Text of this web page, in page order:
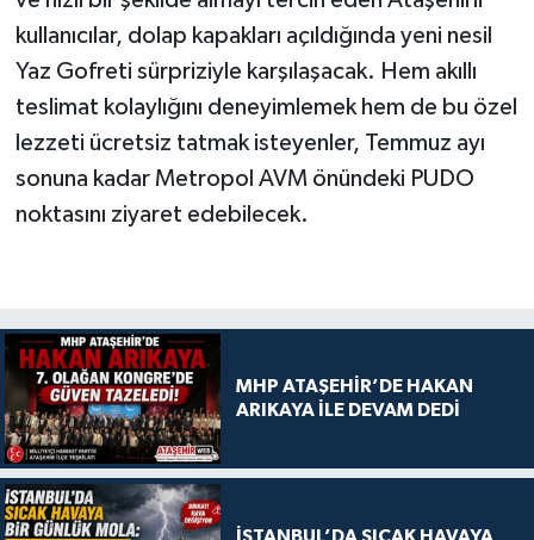
kullanıcılar, dolap kapakları açıldığında yeni nesil
Yaz Gofreti sürpriziyle karşılaşacak. Hem akıllı
teslimat kolaylığını deneyimlemek hem de bu özel
lezzeti ücretsiz tatmak isteyenler, Temmuz ayı
sonuna kadar Metropol AVM önündeki PUDO
noktasını ziyaret edebilecek.
MHP ATAŞEHİR’DE HAKAN
ARIKAYA İLE DEVAM DEDİ